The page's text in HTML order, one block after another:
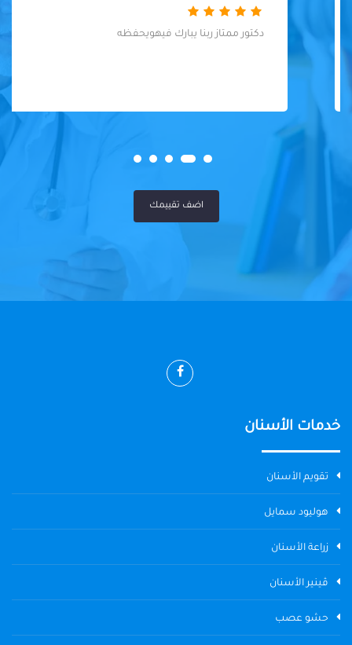
دكتور ممتاز ربنا يبارك فيهويحفظه
اضف تقييمك
خدمات الأسنان
تقويم الأسنان
هوليود سمايل
زراعة الأسنان
ڤينير الأسنان
حشو عصب